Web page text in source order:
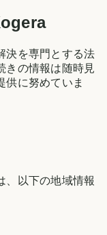
決を専門とする法
きの情報は随時見
供に努めていま
、以下の地域情報